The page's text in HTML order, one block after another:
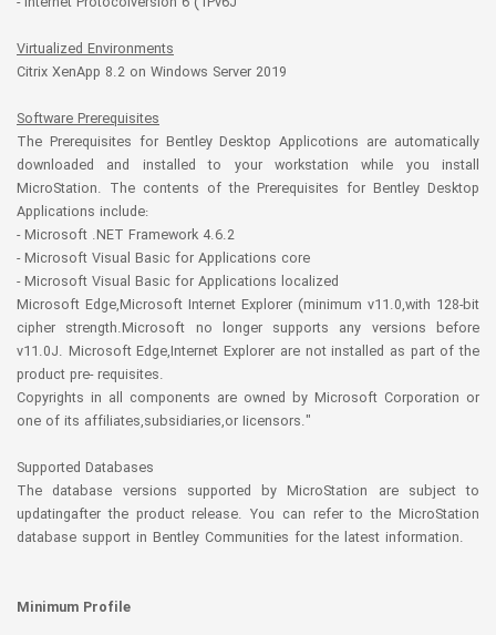
Virtualized Environments
Citrix XenApp 8.2 on Windows Server 2019
Software Prerequisites
The Prerequisites for Bentley Desktop Applicotions are automatically
downloaded and installed to your workstation while you install
MicroStation. The contents of the Prerequisites for Bentley Desktop
Applications include:
- Microsoft .NET Framework 4.6.2
- Microsoft Visual Basic for Applications core
- Microsoft Visual Basic for Applications localized
Microsoft Edge,Microsoft Internet Explorer (minimum v11.0,with 128-bit
cipher strength.Microsoft no longer supports any versions before
v11.0J. Microsoft Edge,Internet Explorer are not installed as part of the
product pre- requisites.
Copyrights in all components are owned by Microsoft Corporation or
one of its affiliates,subsidiaries,or Iicensors."
Supported Databases
The database versions supported by MicroStation are subject to
updatingafter the product release. You can refer to the MicroStation
database support in Bentley Communities for the latest information.
Minimum Profile